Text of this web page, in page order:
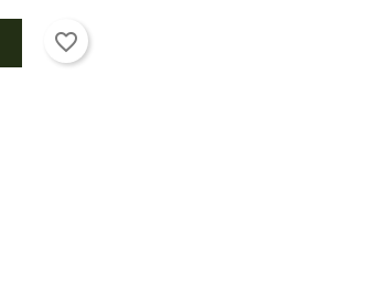
favorite_border